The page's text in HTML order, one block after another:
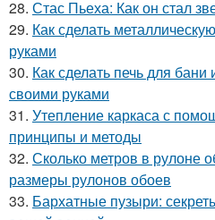
28. Стас Пьеха: Как он стал
29. Как сделать
руками
30. Как сделать печь для
своими руками
31. Утепление каркаса с
принципы и методы
32. Сколько метров в рулоне
размеры рулонов обоев
33. Бархатные пузыри: